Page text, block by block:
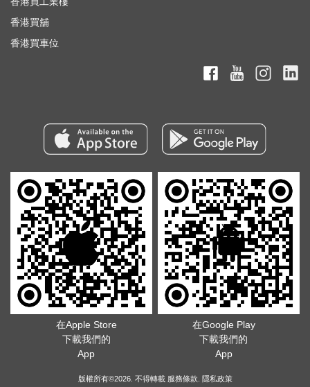
香港買舖
香港買車位
在Apple Store
下載我們的
App
在Google Play
下載我們的
App
版權所有©2026. 不得轉載 服務條款 隱私政策